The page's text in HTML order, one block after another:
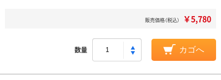
販売価格（税込） ￥5,780
数量 カゴへ